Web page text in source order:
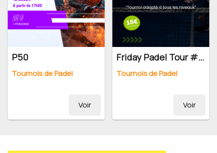
P50
Tournois de Padel
Voir
Friday Padel Tour #11 - 2026
Tournois de Padel
Voir